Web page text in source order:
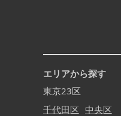
エリアから探す
東京23区
千代田区 中央区